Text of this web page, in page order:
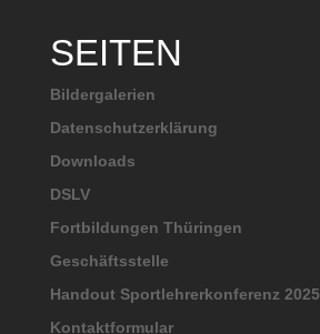
SEITEN
Bildergalerien
Datenschutzerklärung
Downloads
DSLV
Fortbildungen Thüringen
Geschäftsstelle
Handout Sportlehrerkonferenz 2025
Kontaktformular